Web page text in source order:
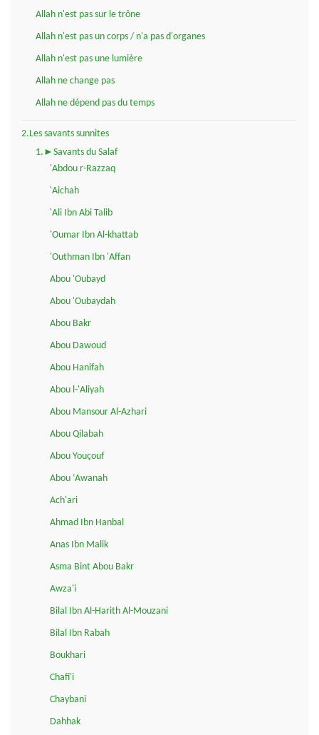
Allah n'est pas sur le trône
Allah n'est pas un corps / n'a pas d'organes
Allah n'est pas une lumière
Allah ne change pas
Allah ne dépend pas du temps
2.Les savants sunnites
1.►Savants du Salaf
'Abdou r-Razzaq
'Aichah
'Ali Ibn Abi Talib
'Oumar Ibn Al-khattab
'Outhman Ibn 'Affan
Abou 'Oubayd
Abou 'Oubaydah
Abou Bakr
Abou Dawoud
Abou Hanifah
Abou l-'Aliyah
Abou Mansour Al-Azhari
Abou Qilabah
Abou Youçouf
Abou ‘Awanah
Ach'ari
Ahmad Ibn Hanbal
Anas Ibn Malik
Asma Bint Abou Bakr
Awza'i
Bilal Ibn Al-Harith Al-Mouzani
Bilal Ibn Rabah
Boukhari
Chafi'i
Chaybani
Dahhak